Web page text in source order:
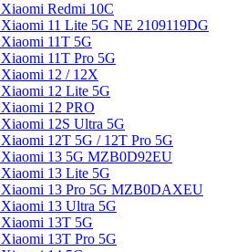
Redmi 10C
11 Lite 5G NE 2109119DG
11T 5G
11T Pro 5G
12 / 12X
12 Lite 5G
12 PRO
12S Ultra 5G
12T 5G / 12T Pro 5G
13 5G MZB0D92EU
13 Lite 5G
13 Pro 5G MZB0DAXEU
13 Ultra 5G
13T 5G
13T Pro 5G